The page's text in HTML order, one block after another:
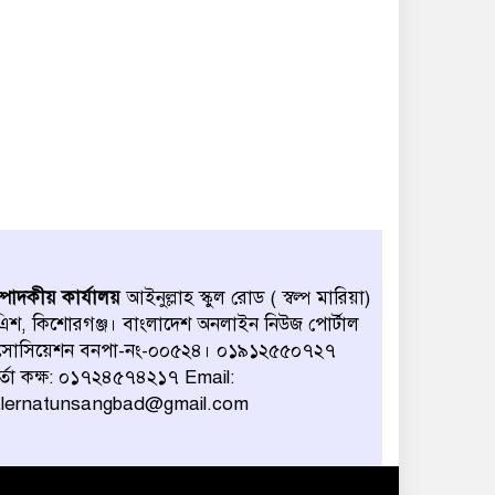
নিকলীতে জুলাই গণঅভ্যুত্থান
দিবস পালিত
কিশোরগঞ্জে ইমামদের ভাতার
নামে এনআইডি সংগ্রহ,
কার্যালয়আইনুল্লাহ স্কুল রোড ( স্বল্প মারিয়া)
কিশোরগঞ্জ। বাংলাদেশ অনলাইন নিউজ পোর্টাল
বনপা-নং-০০৫২৪। ০১৯১২৫৫০৭২৭
কক্ষ: ০১৭২৪৫৭৪২১৭ Email: